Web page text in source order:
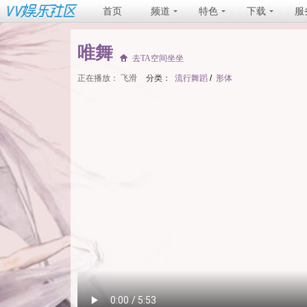
首页 频道 特色 下载 服
唯舞 去TA空间坐坐
正在播放： 飞滑 分类： 流行舞蹈 / 形体